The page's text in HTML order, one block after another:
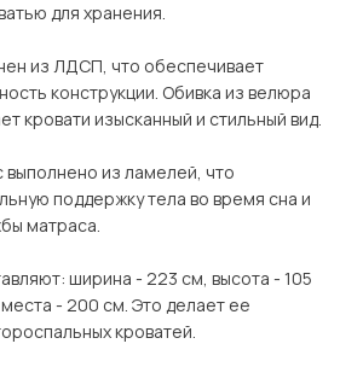
для хранения.
из ЛДСП, что обеспечивает
конструкции. Обивка из велюра
кровати изысканный и стильный вид.
из ламелей, что
поддержку тела во время сна и
матраса.
ширина - 223 см, высота - 105
- 200 см. Это делает ее
кроватей.